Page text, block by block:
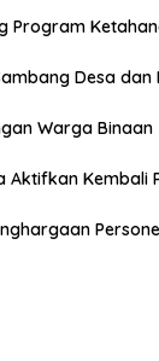
Program
Desa
Warga Binaan